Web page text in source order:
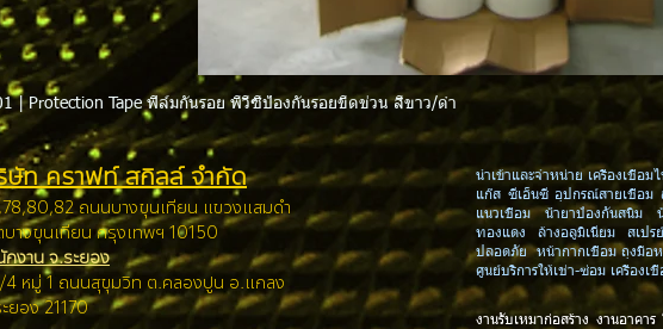
| Protection Tape ฟิล์มกันรอย พีวีซีป้องกันรอยขีดข่วน สีขาว/ดำ
ษัท คราฟท์ สกิลล์ จำกัด
ถนนบางขุนเทียน แขวงแสมดำ
บางขุนเทียน กรุงเทพฯ 10150
กงาน จ.ระยอง
4 หมู่ 1 ถนนสุขุมวิท ต.คลองปูน อ.แกลง
ยอง 21170
นำเข้าและจำหน่าย เครื่องเชื่อ
แก๊ส ซีเอ็นซี อุปกรณ์สายเชื่อม
แนวเชื่อม น้ำยาป้องกันสนิม
ทองแดง ล้างอลูมิเนียม สเปร
ปลอดภัย หน้ากากเชื่อม ถุงมือ
ศูนย์บริการให้เช่า-ซ่อม เครื่องเ
งานรับเหมาก่อสร้าง งานอาคา